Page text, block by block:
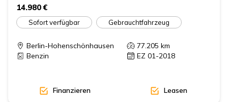
14.980 €
Sofort verfügbar Gebrauchtfahrzeug
Berlin-Hohenschönhausen 77.205 km
Benzin
EZ 01-2018
Finanzieren Leasen